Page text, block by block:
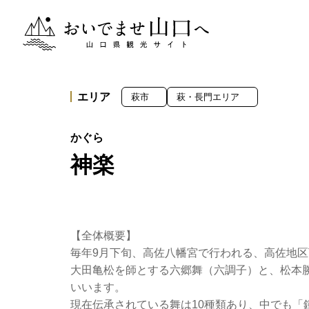
おいでませ山口へー山口県観光サイト
神楽
【全体概要】
毎年9月下旬、高佐八幡宮で行われる、高佐地
大田亀松を師とする六郷舞（六調子）と、松
いいます。
現在伝承されている舞は10種類あり、中でも
エリア 萩市 萩・長門エリア